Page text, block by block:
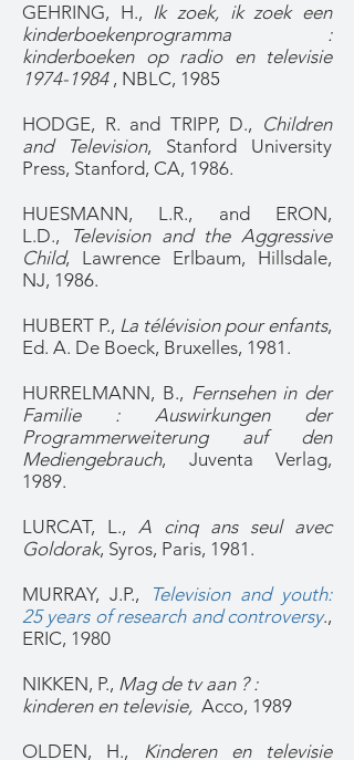
GEHRING, H., Ik zoek, ik zoek een
kinderboekenprogramma :
kinderboeken op radio en televisie
1974-1984, NBLC, 1985
HODGE, R. and TRIPP, D., Children
and Television, Stanford University
Press, Stanford, CA, 1986.
HUESMANN, L.R., and ERON,
L.D.,
Television and the Aggressive
Child, Lawrence Erlbaum, Hillsdale,
NJ, 1986.
HUBERT P., La télévision pour enfants,
Ed. A. De Boeck, Bruxelles, 1981.
HURRELMANN, B., Fernsehen in der
Familie : Auswirkungen der
Programmerweiterung auf den
Mediengebrauch, Juventa Verlag,
1989.
LURCAT, L., A cinq ans seul avec
Goldorak, Syros, Paris, 1981.
MURRAY, J.P.,
Television and youth:
25 years of research and controversy.,
ERIC, 1980
NIKKEN, P., Mag de tv aan ? :
kinderen en televisie, Acco, 1989
OLDEN, H., Kinderen en televisie